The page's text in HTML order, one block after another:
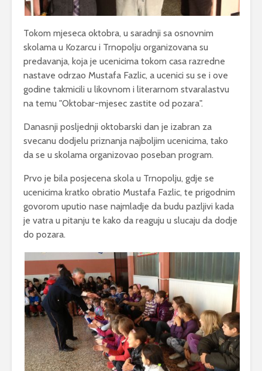
Tokom mjeseca oktobra, u saradnji sa osnovnim
skolama u Kozarcu i Trnopolju organizovana su
predavanja, koja je ucenicima tokom casa razredne
nastave odrzao Mustafa Fazlic, a ucenici su se i ove
godine takmicili u likovnom i literarnom stvaralastvu
na temu "Oktobar-mjesec zastite od pozara".
Danasnji posljednji oktobarski dan je izabran za
svecanu dodjelu priznanja najboljim ucenicima, tako
da se u skolama organizovao poseban program.
Prvo je bila posjecena skola u Trnopolju, gdje se
ucenicima kratko obratio Mustafa Fazlic, te prigodnim
govorom uputio nase najmladje da budu pazljivi kada
je vatra u pitanju te kako da reaguju u slucaju da dodje
do pozara.